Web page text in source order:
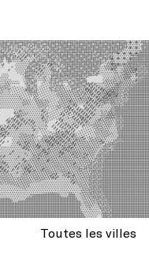
Toutes les villes